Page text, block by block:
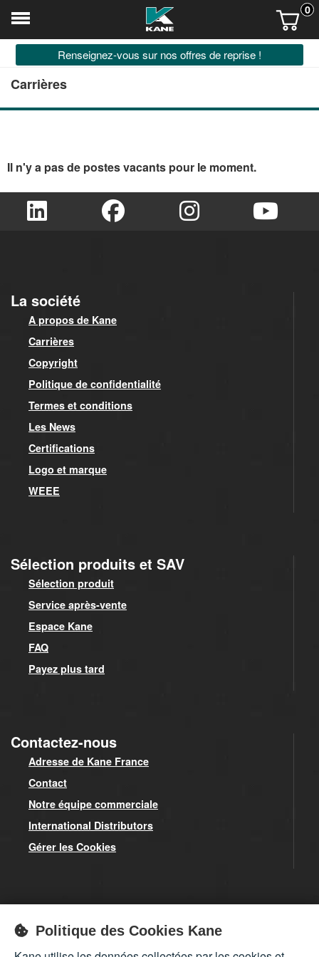
Renseignez-vous sur nos offres de reprise !
0
Carrières
Il n'y a pas de postes vacants pour le moment.
La société
A propos de Kane
Carrières
Copyright
Politique de confidentialité
Termes et conditions
Les News
Certifications
Logo et marque
WEEE
Sélection produits et SAV
Sélection produit
Service après-vente
Espace Kane
FAQ
Payez plus tard
Contactez-nous
Adresse de Kane France
Contact
Notre équipe commerciale
International Distributors
Gérer les Cookies
Inscrivez-vous à notre newsletter pour obtenir toutes nos
infos sur nos produits et nos offres exceptionnelles.
Politique des Cookies Kane